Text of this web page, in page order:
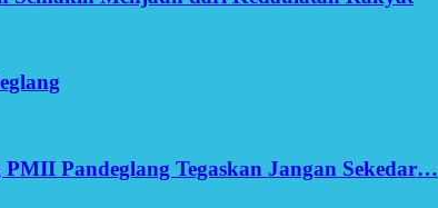
Pandeglang Tegaskan Jangan Sekedar…